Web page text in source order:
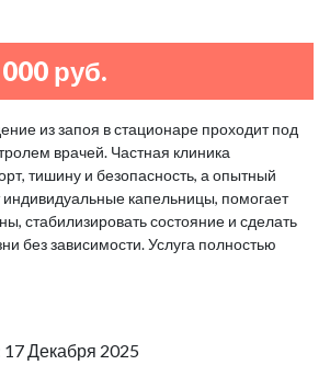
руб.
из запоя в стационаре проходит под
врачей. Частная клиника
тишину и безопасность, а опытный
индивидуальные капельницы, помогает
стабилизировать состояние и сделать
без зависимости. Услуга полностью
Декабря 2025